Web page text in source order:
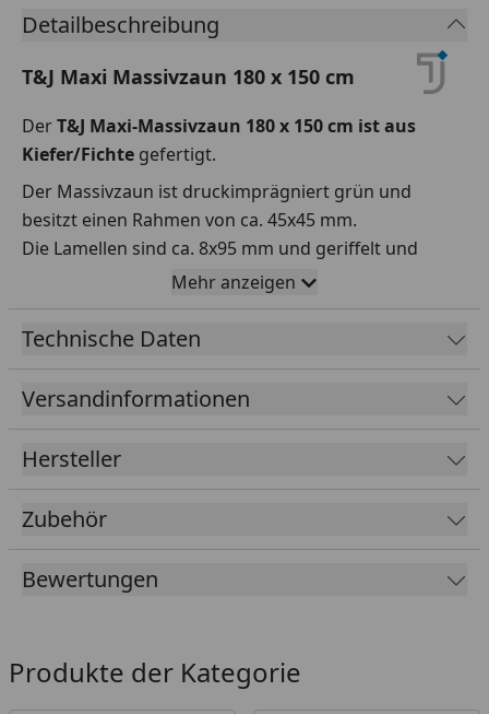
Detailbeschreibung
T&J Maxi Massivzaun 180 x 150 cm
DerT&J Maxi-Massivzaun 180 x 150 cm ist aus
Kiefer/Fichte gefertigt.
Der Massivzaun ist druckimprägniert grün und
besitzt einen Rahmen von ca. 45x45 mm.
Die Lamellen sind ca. 8x95 mm und geriffelt und
Edelstahl verschraubt. Die Leisten betragen ca. 12x30
mm und die Maschenweite beläuft sich auf ca. 10x10
cm.
Zu dieser Zaunserie von Tetzner & Jentzsch stehen
Ihnen eine große Auswahl verschiedener Elemente
zur Verfügung, welche Sie beliebig aneinanderreihen
können.
Sie finden alle Elemente sowie das nötige Zubehör im
Reiter “Zubehör”.
Mehr anzeigen
Technische Daten
Versandinformationen
Hersteller
Zubehör
Bewertungen
Produkte der Kategorie